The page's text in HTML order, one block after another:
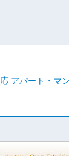
アパート・マ